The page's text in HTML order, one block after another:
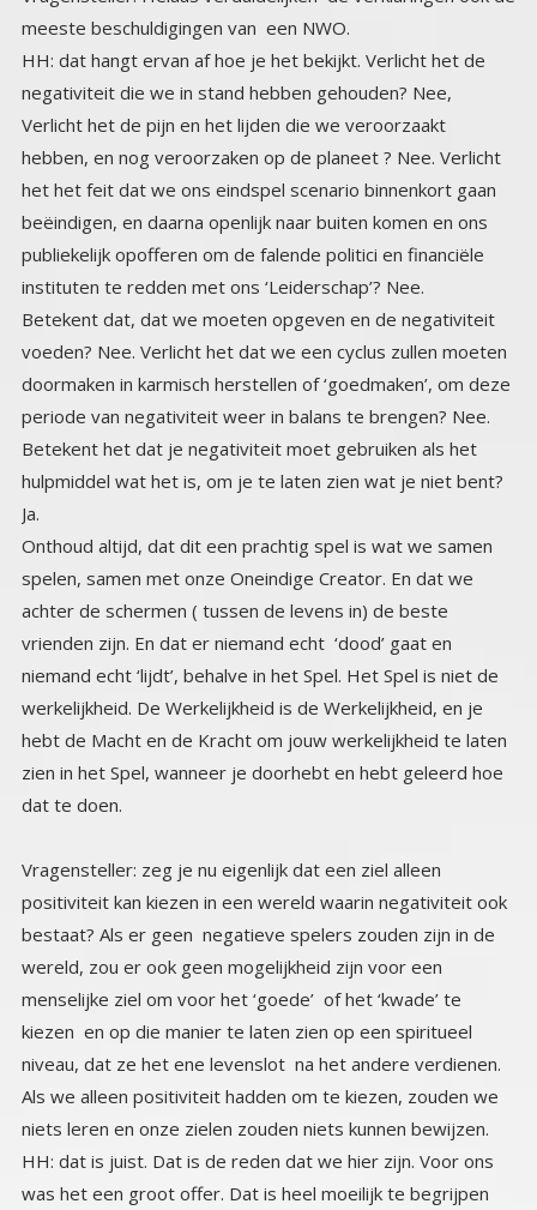
meeste beschuldigingen van een NWO.
HH: dat hangt ervan af hoe je het bekijkt. Verlicht het de
negativiteit die we in stand hebben gehouden? Nee,
Verlicht het de pijn en het lijden die we veroorzaakt
hebben, en nog veroorzaken op de planeet ? Nee. Verlicht
het het feit dat we ons eindspel scenario binnenkort gaan
beëindigen, en daarna openlijk naar buiten komen en ons
publiekelijk opofferen om de falende politici en financiële
instituten te redden met ons ‘Leiderschap’? Nee.
Betekent dat, dat we moeten opgeven en de negativiteit
voeden? Nee. Verlicht het dat we een cyclus zullen moeten
doormaken in karmisch herstellen of ‘goedmaken’, om deze
periode van negativiteit weer in balans te brengen? Nee.
Betekent het dat je negativiteit moet gebruiken als het
hulpmiddel wat het is, om je te laten zien wat je niet bent?
Ja.
Onthoud altijd, dat dit een prachtig spel is wat we samen
spelen, samen met onze Oneindige Creator. En dat we
achter de schermen ( tussen de levens in) de beste
vrienden zijn. En dat er niemand echt ‘dood’ gaat en
niemand echt ‘lijdt’, behalve in het Spel. Het Spel is niet de
werkelijkheid. De Werkelijkheid is de Werkelijkheid, en je
hebt de Macht en de Kracht om jouw werkelijkheid te laten
zien in het Spel, wanneer je doorhebt en hebt geleerd hoe
dat te doen.
Vragensteller: zeg je nu eigenlijk dat een ziel alleen
positiviteit kan kiezen in een wereld waarin negativiteit ook
bestaat? Als er geen negatieve spelers zouden zijn in de
wereld, zou er ook geen mogelijkheid zijn voor een
menselijke ziel om voor het ‘goede’ of het ‘kwade’ te
kiezen en op die manier te laten zien op een spiritueel
niveau, dat ze het ene levenslot na het andere verdienen.
Als we alleen positiviteit hadden om te kiezen, zouden we
niets leren en onze zielen zouden niets kunnen bewijzen.
HH: dat is juist. Dat is de reden dat we hier zijn. Voor ons
was het een groot offer. Dat is heel moeilijk te begrijpen
vanuit de mentale beperkingen van een derde dimensie